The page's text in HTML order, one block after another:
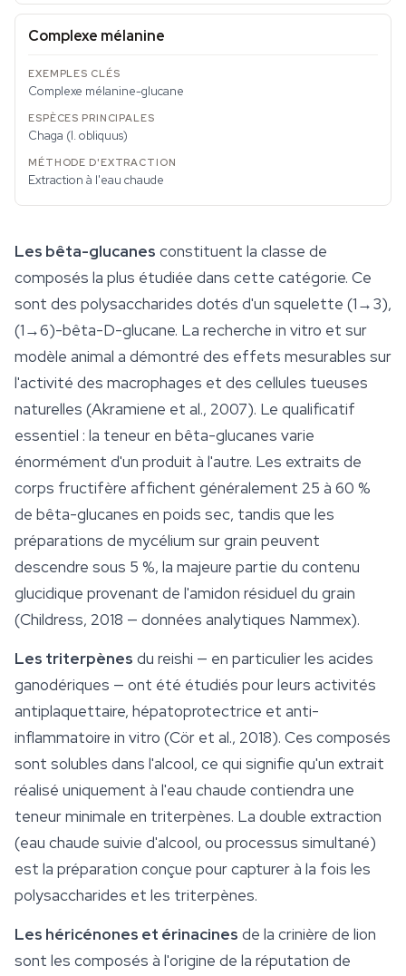
Complexe mélanine
Complexe mélanine-glucane
Chaga (I. obliquus)
Extraction à l'eau chaude
Les bêta-glucanes constituent la classe de
composés la plus étudiée dans cette catégorie. Ce
sont des polysaccharides dotés d'un squelette (1→3),
(1→6)-bêta-D-glucane. La recherche in vitro et sur
modèle animal a démontré des effets mesurables sur
l'activité des macrophages et des cellules tueuses
naturelles (Akramiene et al., 2007). Le qualificatif
essentiel : la teneur en bêta-glucanes varie
énormément d'un produit à l'autre. Les extraits de
corps fructifère affichent généralement 25 à 60 %
de bêta-glucanes en poids sec, tandis que les
préparations de mycélium sur grain peuvent
descendre sous 5 %, la majeure partie du contenu
glucidique provenant de l'amidon résiduel du grain
(Childress, 2018 — données analytiques Nammex).
Les triterpènes du reishi — en particulier les acides
ganodériques — ont été étudiés pour leurs activités
antiplaquettaire, hépatoprotectrice et anti-
inflammatoire in vitro (Cör et al., 2018). Ces composés
sont solubles dans l'alcool, ce qui signifie qu'un extrait
réalisé uniquement à l'eau chaude contiendra une
teneur minimale en triterpènes. La double extraction
(eau chaude suivie d'alcool, ou processus simultané)
est la préparation conçue pour capturer à la fois les
polysaccharides et les triterpènes.
Les héricénones et érinacines de la crinière de lion
sont les composés à l'origine de la réputation de